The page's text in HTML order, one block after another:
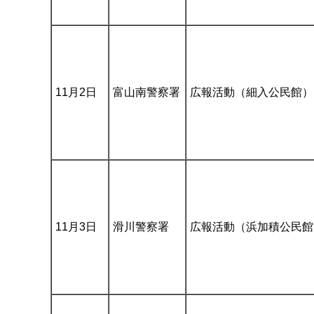
11月2日 富山南警察署 広報活動（細入公民館）
11月3日 滑川警察署 広報活動（浜加積公民